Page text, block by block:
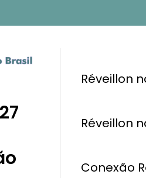
Réveillon
Réveillon
Conexão